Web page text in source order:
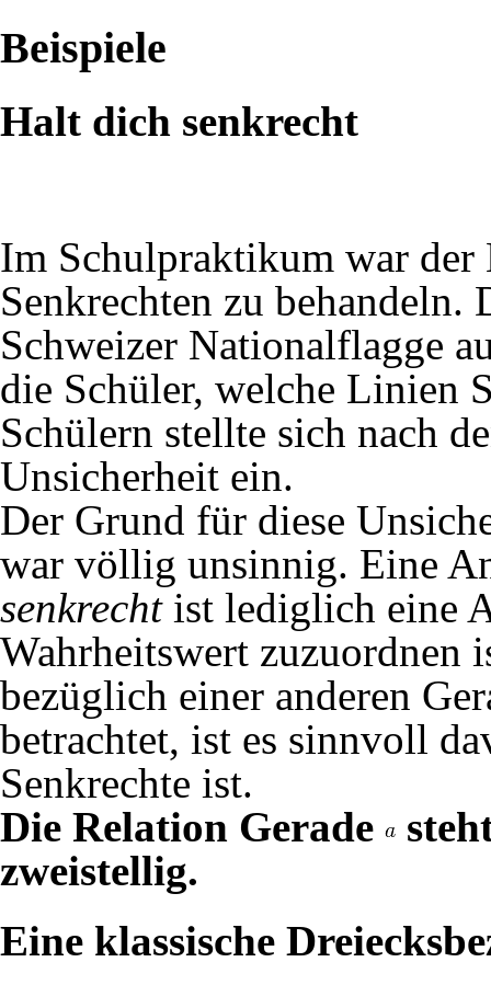
Beispiele
Halt dich senkrecht
Im Schulpraktikum war der
Senkrechten zu
Schweizer Nationalflagge
die Schüler, welche Linien
Schülern stellte sich nach
Unsicherheit ein.
Der Grund für diese
war völlig unsinnig. Eine
senkrechtist lediglich eine
Wahrheitswert zuzuordnen
bezüglich einer anderen
betrachtet, ist es sinnvoll
Senkrechte ist.
Die Relation Gerade
zweistellig.
Eine klassische